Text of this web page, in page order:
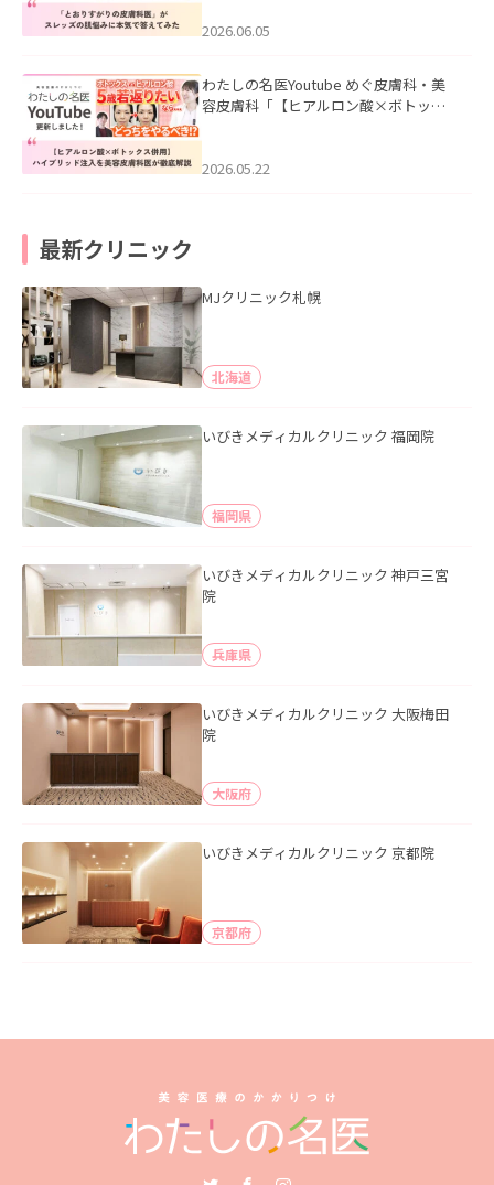
2026.06.05
わたしの名医Youtube めぐ皮膚科・美
容皮膚科「【ヒアルロン酸×ボトック
た。
2026.05.22
最新クリニック
MJクリニック札幌
北海道
いびきメディカルクリニック 福岡院
福岡県
いびきメディカルクリニック 神戸三宮
院
兵庫県
いびきメディカルクリニック 大阪梅田
院
大阪府
いびきメディカルクリニック 京都院
京都府